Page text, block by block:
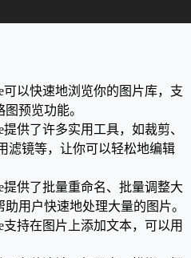
可以快速地浏览你的图片库，支
预览功能。
提供了许多实用工具，如裁剪、
滤镜等，让你可以轻松地编辑
提供了批量重命名、批量调整大
用户快速地处理大量的图片。
支持在图片上添加文本，可以用